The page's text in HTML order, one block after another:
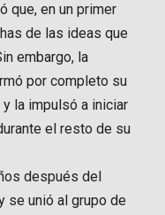
que, en un primer
de las ideas que
embargo, la
por completo su
la impulsó a iniciar
el resto de su
después del
se unió al grupo de